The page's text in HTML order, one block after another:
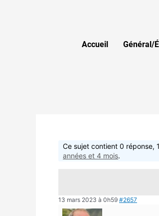
Accueil Général/
Ce sujet contient 0 réponse,
années et 4 mois.
13 mars 2023 à 0h59 #2657